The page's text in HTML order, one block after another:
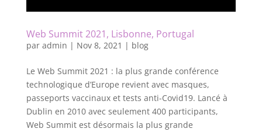
Web Summit 2021, Lisbonne, Portugal
par admin | Nov 8, 2021 | blog
Le Web Summit 2021 : la plus grande conférence
technologique d’Europe revient avec masques,
passeports vaccinaux et tests anti-Covid19. Lancé à
Dublin en 2010 avec seulement 400 participants,
Web Summit est désormais la plus grande